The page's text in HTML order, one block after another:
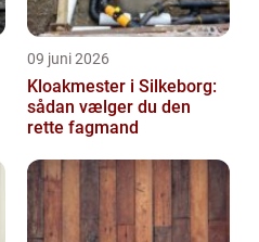
09 juni 2026
Kloakmester i Silkeborg:
sådan vælger du den
rette fagmand